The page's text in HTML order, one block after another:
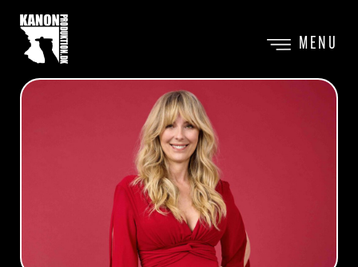
MENU